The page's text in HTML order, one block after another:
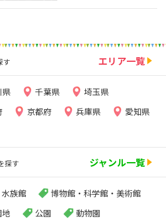
す エリア一覧
県 千葉県
埼玉県
京都府 兵庫県
愛知県
探す ジャンル一覧
水族館
博物館・科学館・美術館
公園
動物園